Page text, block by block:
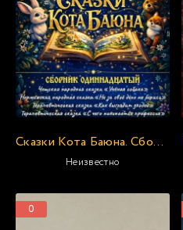
Сказки Кота Баюна. Сборник одиннадцатый
Неизвестно
0